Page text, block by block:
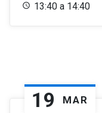
13:40 a 14:40
19 MAR